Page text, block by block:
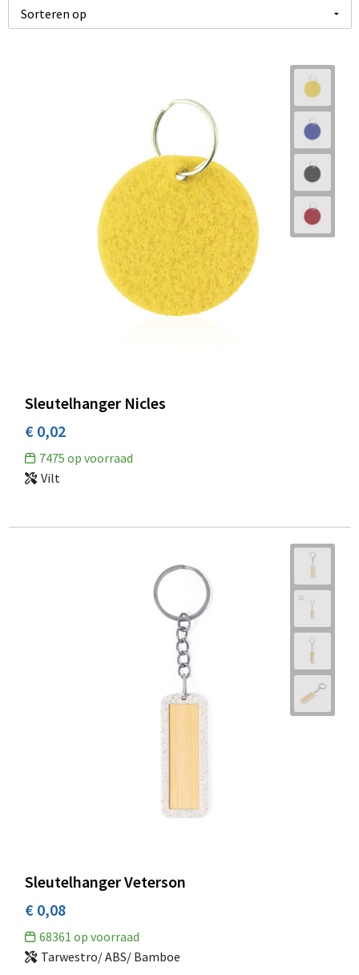
XD Collection
Sleutelhanger Nicles
€ 0,02
7475 op voorraad
Vilt
Sleutelhanger Veterson
€ 0,08
68361 op voorraad
Tarwestro/ ABS/ Bamboe